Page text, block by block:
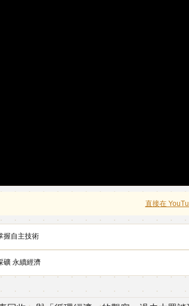
直接在
握自主技術
礦 永續經濟